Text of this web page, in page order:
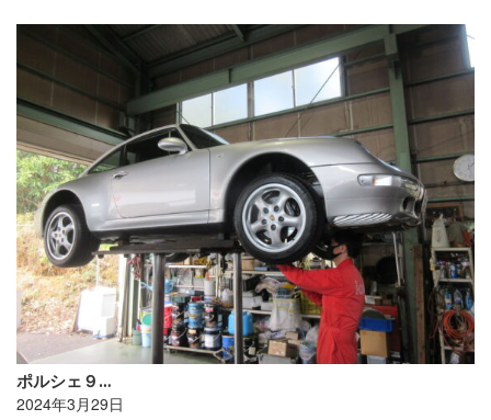
ポルシェ９…
2024年3月29日